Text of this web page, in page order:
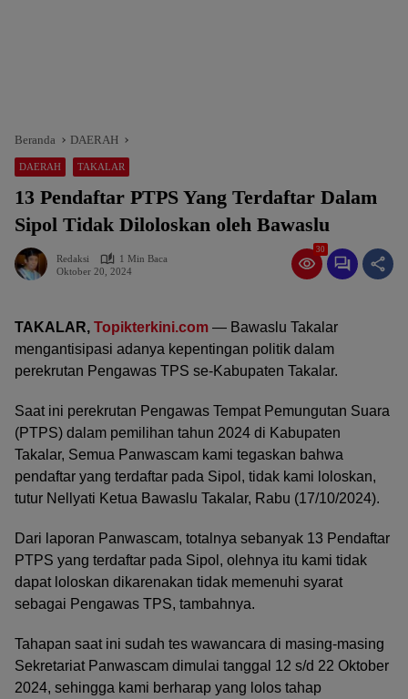
Beranda DAERAH
DAERAH TAKALAR
13 Pendaftar PTPS Yang Terdaftar Dalam
Sipol Tidak Diloloskan oleh Bawaslu
Redaksi
1 Min Baca
Oktober 20, 2024
30
TAKALAR, Topikterkini.com — Bawaslu Takalar
mengantisipasi adanya kepentingan politik dalam
perekrutan Pengawas TPS se-Kabupaten Takalar.
Saat ini perekrutan Pengawas Tempat Pemungutan Suara
(PTPS) dalam pemilihan tahun 2024 di Kabupaten
Takalar, Semua Panwascam kami tegaskan bahwa
pendaftar yang terdaftar pada Sipol, tidak kami loloskan,
tutur Nellyati Ketua Bawaslu Takalar, Rabu (17/10/2024).
Dari laporan Panwascam, totalnya sebanyak 13 Pendaftar
PTPS yang terdaftar pada Sipol, olehnya itu kami tidak
dapat loloskan dikarenakan tidak memenuhi syarat
sebagai Pengawas TPS, tambahnya.
Tahapan saat ini sudah tes wawancara di masing-masing
Sekretariat Panwascam dimulai tanggal 12 s/d 22 Oktober
2024, sehingga kami berharap yang lolos tahap